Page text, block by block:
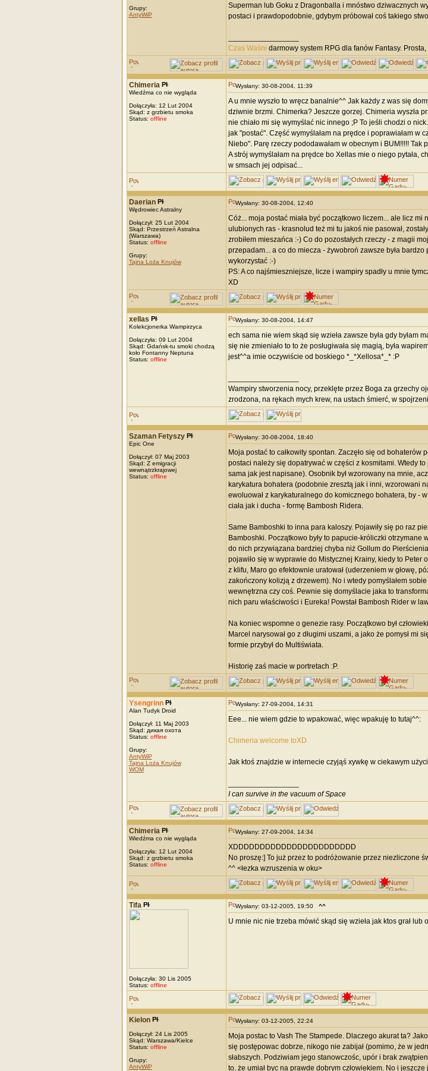
Grupy:
AntyWiP
Superman lub Goku z Dragonballa i mnóstwo dziwacznych
postaci i prawdopodobnie, gdybym próbował coś takiego
Czas Waśni darmowy system RPG dla fanów Fantasy.
Chimeria
Wiedźma co nie wygląda
Dołączyła: 12 Lut 2004
Skąd: z grzbietu smoka
Status: offline
Wysłany: 30-08-2004, 11:39
A u mnie wyszło to wręcz banalnie^^ Jak każdy z was się
dziwnie brzmi. Chimerka? Jeszcze gorzej. Chimeria wyszła
nie chiało mi się wymyślać nic innego ;P To jeśli chodzi o
jak "postać". Część wymyślałam na prędce i poprawiałam
Niebo". Parę rzeczy pododawałam w obecnym i BUM!!!!!
A strój wymyślałam na prędce bo Xellas mie o niego pytała,
w smsach jej odpisać...
Daerian
Wędrowiec Astralny
Dołączył: 25 Lut 2004
Skąd: Przestrzeń Astralna
(Warszawa)
Status: offline
Grupy:
Tajna Loża Knujów
Wysłany: 30-08-2004, 12:40
Cóż... moja postać miała być początkowo liczem... ale licz mi
ulubionych ras - krasnolud też mi tu jakoś nie pasował,
zrobiłem mieszańca :-) Co do pozostałych rzeczy - z magii
przepadam... a co do miecza - żywobroń zawsze była
wykorzystać :-)
PS: A co najśmieszniejsze, licze i wampiry spadły u mnie
XD
xellas
Kolekcjonerka Wampirzyca
Dołączyła: 09 Lut 2004
Skąd: Gdańsk-tu smoki chodzą
koło Fontanny Neptuna
Status: offline
Wysłany: 30-08-2004, 14:47
ech sama nie wiem skąd się wzieła zawsze była gdy byłam
się nie zmieniało to to że posługiwała się magią, była
jest^^a imie oczywiście od boskiego *_*Xellosa*_* :P
Wampiry stworzenia nocy, przeklęte przez Boga za grzechy
zrodzona, na rękach mych krew, na ustach śmierć, w
Szaman Fetyszy
Epic One
Dołączył: 07 Maj 2003
Skąd: Z emigracji
wewnątrzkrajowej
Status: offline
Wysłany: 30-08-2004, 18:40
Moja postać to całkowity spontan. Zaczęło się od
postaci należy się dopatrywać w części z kosmitami. Wtedy
sama jak jest napisane). Osobnik był wzorowany na mnie,
karykatura bohatera (podobnie zresztą jak i inni, wzorowani
ewoluował z karykaturalnego do komicznego bohatera, by -
ciała jak i ducha - formę Bambosh Ridera.
Same Bamboshki to inna para kaloszy. Pojawiły się po raz
Bamboshki. Początkowo były to papucie-króliczki
do nich przywiązana bardziej chyba niż Gollum do
pojawiło się w wyprawie do Mistycznej Krainy, kiedy to Peter
z klifu, Maro go efektownie uratował (uderzeniem w głowę,
zakończony kolizją z drzewem). No i wtedy pomyślałem
wewnętrzna czy coś. Pewnie się domyślacie jaka to
nich paru właściwości i Eureka! Powstał Bambosh Rider w
Na koniec wspomne o genezie rasy. Początkowo był
Marcel narysował go z długimi uszami, a jako że pomysł mi
formie przybył do Multiświata.
Historię zaś macie w portretach :P.
Ysengrinn
Alan Tudyk Droid
Dołączył: 11 Maj 2003
Skąd: дикая охота
Status: offline
Grupy:
AntyWiP
Tajna Loża Knujów
WOM
Wysłany: 27-09-2004, 14:31
Eee... nie wiem gdzie to wpakować, więc wpakuję to tutaj^^:
Chimeria welcome toXD
Jak ktoś znajdzie w internecie czyjąś xywkę w ciekawym
I can survive in the vacuum of Space
Chimeria
Wiedźma co nie wygląda
Dołączyła: 12 Lut 2004
Skąd: z grzbietu smoka
Status: offline
Wysłany: 27-09-2004, 14:34
XDDDDDDDDDDDDDDDDDDDDDDD
No proszę:] To już przez to podróżowanie przez niezliczone
^^ <łezka wzruszenia w oku>
Tifa
Dołączyła: 30 Lis 2005
Status: offline
Wysłany: 03-12-2005, 19:50 ^^
U mnie nic nie trzeba mówić skąd się wzieła jak ktos grał lub
Kielon
Dołączył: 24 Lis 2005
Skąd: Warszawa/Kielce
Status: offline
Grupy:
AntyWiP
Wysłany: 03-12-2005, 22:24
Moja postac to Vash The Stampede. Dlaczego akurat ta?
się postępowac dobrze, nikogo nie zabijał (pomimo, że w
słabszych. Podziwiam jego stanowczośc, upór i brak
to, że umiał byc na prawde dobrym człowiekiem. No i